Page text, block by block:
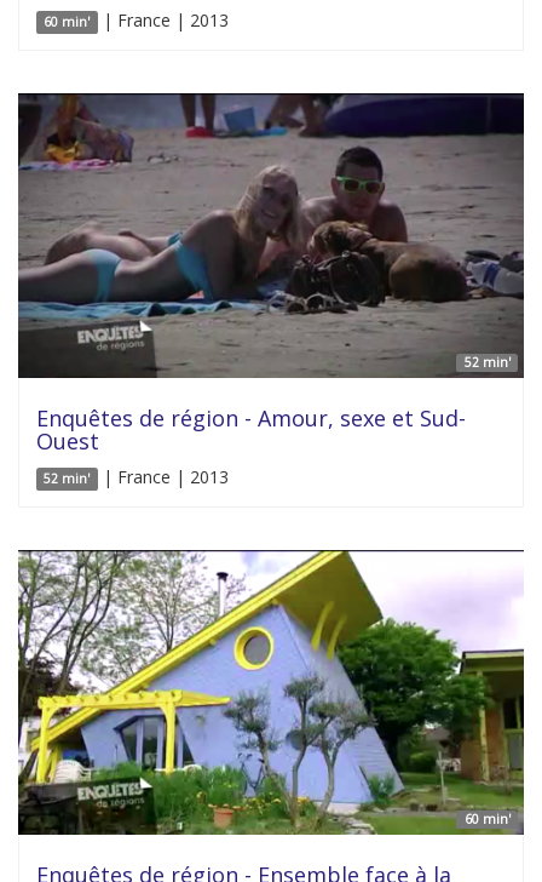
60 min' | France | 2013
52 min'
Enquêtes de région - Amour, sexe et Sud-
Ouest
52 min' | France | 2013
60 min'
Enquêtes de région - Ensemble face à la